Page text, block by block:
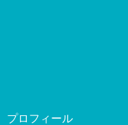
プロフィール